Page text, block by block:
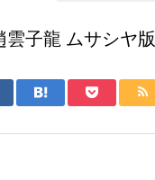
雲子龍 ムサシヤ版